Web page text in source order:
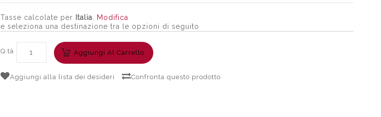
Tasse calcolate per Italia
Modifica
e seleziona una destinazione tra le opzioni di seguito
Q.tà Aggiungi Al Carrello
Aggiungi alla lista dei desideri Confronta questo prodotto